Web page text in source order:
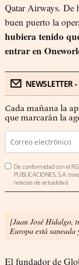
Qatar Airways. De
buen puerto la
hubiera tenido
entrar en
NEWSLETTER
Cada mañana la
que marcarán la
De conformidad con el
PUBLICACIONES, S.A.
noticias de actualidad.
[Juan José Hidalgo,
Europa está
El fundador de